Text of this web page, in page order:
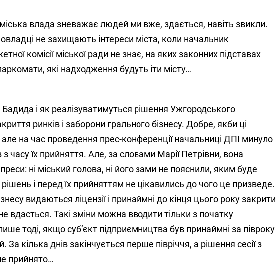
влада зневажає людей ми вже, здається, навіть звикли.
не захищають інтереси міста, коли начальник
комісії міської ради не знає, на яких законних підставах
які надходження будуть іти місту…
і як реалізуватимуться рішення Ужгородського
ринків і заборони грального бізнесу. Добре, якби ці
на час проведення прес-конференції начальниці ДПІ минуло
часу їх прийняття. Але, за словами Марії Петрівни, вона
ні міський голова, ні його зами не пояснили, яким буде
і перед їх прийняттям не цікавились до чого це призведе.
видаються ліцензії і принаймні до кінця цього року закрити
вдасться. Такі зміни можна вводити тільки з початку
тоді, якщо суб’єкт підприємництва був принаймні за півроку
кілька днів закінчується перше півріччя, а рішення сесії з
прийнято…